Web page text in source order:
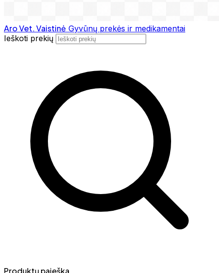
Aro Vet. Vaistinė Gyvūnų prekės ir medikamentai
Ieškoti prekių
Produktų paieška